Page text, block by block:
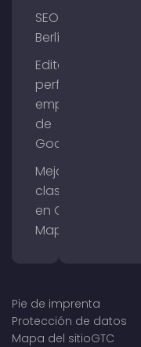
SEO
Berlín
Editar el
perfil de
empresa
de
Google
Mejorar la
clasificación
en Google
Maps
Pie de imprenta
Protección de datos
Mapa del sitioGTC